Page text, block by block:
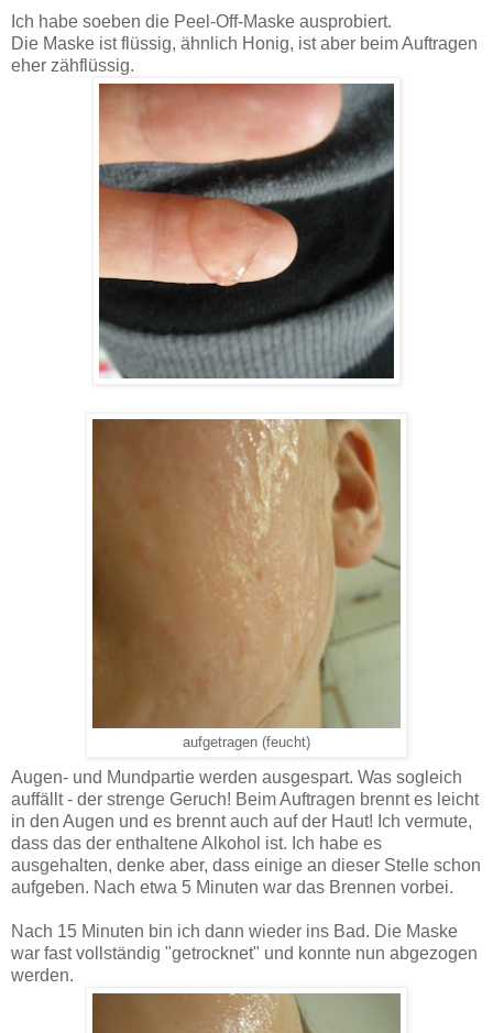
Ich habe soeben die Peel-Off-Maske ausprobiert.
Die Maske ist flüssig, ähnlich Honig, ist aber beim Auftragen
eher zähflüssig.
aufgetragen (feucht)
Augen- und Mundpartie werden ausgespart. Was sogleich
auffällt - der strenge Geruch! Beim Auftragen brennt es leicht
in den Augen und es brennt auch auf der Haut! Ich vermute,
dass das der enthaltene Alkohol ist. Ich habe es
ausgehalten, denke aber, dass einige an dieser Stelle schon
aufgeben. Nach etwa 5 Minuten war das Brennen vorbei.
Nach 15 Minuten bin ich dann wieder ins Bad. Die Maske
war fast vollständig "getrocknet" und konnte nun abgezogen
werden.